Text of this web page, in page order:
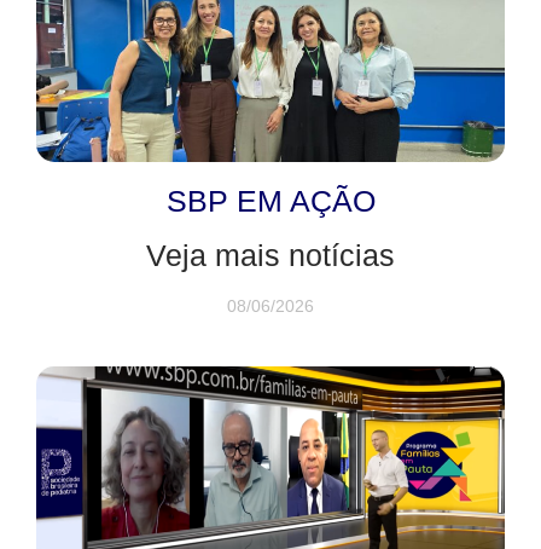
SBP EM AÇÃO
Veja mais notícias
08/06/2026